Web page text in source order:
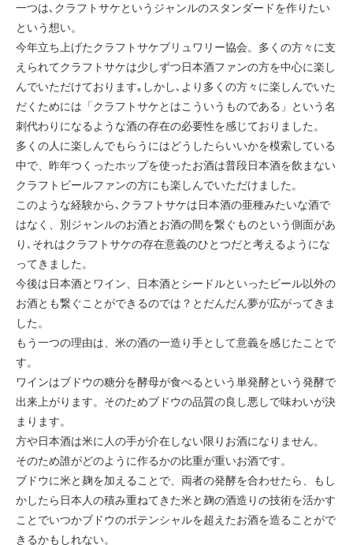
一つは､クラフトサケというジャンルのスタンダードを作りたい
という想い。
今年立ち上げたクラフトサケブリュワリー協会。多くの方々に支
えられてクラフトサケは少しずつ日本酒ファンの方を中心に楽し
んでいただけております｡しかし､より多くの方々に楽しんでいた
だくためには「クラフトサケとはこういうものである」という名
刺代わりになるような酒の存在の必要性を感じておりました。
多くの人に楽しんでもらうにはどうしたらいいかを模索している
中で、昨年つくったホップを使ったお酒は普段日本酒を飲まない
クラフトビールファンの方にも楽しんでいただけました。
このような経験から､クラフトサケは日本酒の亜種みたいな酒で
はなく、別ジャンルのお酒とお酒の間を繋ぐものという側面があ
り､それはクラフトサケの存在意義のひとつだと考えるようにな
ってきました。
今後は日本酒とワイン、日本酒とシードルといったビール以外の
お酒とも繋ぐことができるのでは？とだんだん夢が広がってきま
した。
もう一つの理由は、米の酒の一造り手として意義を感じたことで
す。
ワインはブドウの糖分を酵母が食べるという単発酵という発酵で
出来上がります。そのためブドウの品質の良し悪しで味わいが決
まります。
方や日本酒は米に人の手が介在しない限りお酒になりません。
そのため誰がどのように作るかの比重が重いお酒です。
ブドウに米と麹を加えることで、両者の発酵を合わせたら、もし
かしたら日本人の積み重ねてきた米と麹の酒造りの技術を活かす
ことでいつかブドウのポテンシャルを超えたお酒を造ることがで
きるかもしれない。